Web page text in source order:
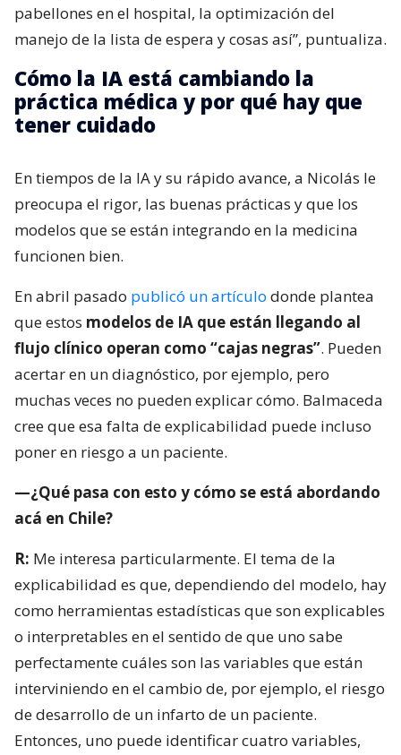
pabellones en el hospital, la optimización del
manejo de la lista de espera y cosas así”, puntualiza.
Cómo la IA está cambiando la
práctica médica y por qué hay que
tener cuidado
En tiempos de la IA y su rápido avance, a Nicolás le
preocupa el rigor, las buenas prácticas y que los
modelos que se están integrando en la medicina
funcionen bien.
En abril pasado publicó un artículo donde plantea
que estos modelos de IA que están llegando al
flujo clínico operan como “cajas negras”. Pueden
acertar en un diagnóstico, por ejemplo, pero
muchas veces no pueden explicar cómo. Balmaceda
cree que esa falta de explicabilidad puede incluso
poner en riesgo a un paciente.
—¿Qué pasa con esto y cómo se está abordando
acá en Chile?
R: Me interesa particularmente. El tema de la
explicabilidad es que, dependiendo del modelo, hay
como herramientas estadísticas que son explicables
o interpretables en el sentido de que uno sabe
perfectamente cuáles son las variables que están
interviniendo en el cambio de, por ejemplo, el riesgo
de desarrollo de un infarto de un paciente.
Entonces, uno puede identificar cuatro variables,